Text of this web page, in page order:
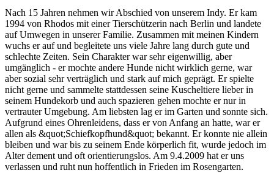
Nach 15 Jahren nehmen wir Abschied von unserem Indy. Er kam
1994 von Rhodos mit einer Tierschützerin nach Berlin und landete
auf Umwegen in unserer Familie. Zusammen mit meinen Kindern
wuchs er auf und begleitete uns viele Jahre lang durch gute und
schlechte Zeiten. Sein Charakter war sehr eigenwillig, aber
umgänglich - er mochte andere Hunde nicht wirklich gerne, war
aber sozial sehr verträglich und stark auf mich geprägt. Er spielte
nicht gerne und sammelte stattdessen seine Kuscheltiere lieber in
seinem Hundekorb und auch spazieren gehen mochte er nur in
vertrauter Umgebung. Am liebsten lag er im Garten und sonnte sich.
Aufgrund eines Ohrenleidens, dass er von Anfang an hatte, war er
allen als &quot;Schiefkopfhund&quot; bekannt. Er konnte nie allein
bleiben und war bis zu seinem Ende körperlich fit, wurde jedoch im
Alter dement und oft orientierungslos. Am 9.4.2009 hat er uns
verlassen und ruht nun hoffentlich in Frieden im Rosengarten.